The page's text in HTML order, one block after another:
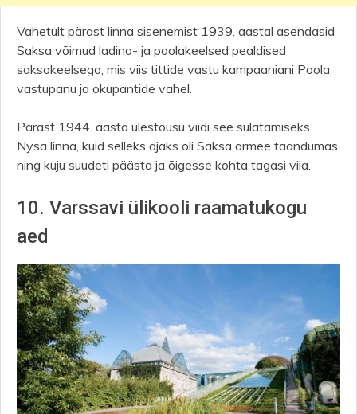
Vahetult pärast linna sisenemist 1939. aastal asendasid
Saksa võimud ladina- ja poolakeelsed pealdised
saksakeelsega, mis viis tittide vastu kampaaniani Poola
vastupanu ja okupantide vahel.
Pärast 1944. aasta ülestõusu viidi see sulatamiseks
Nysa linna, kuid selleks ajaks oli Saksa armee taandumas
ning kuju suudeti päästa ja õigesse kohta tagasi viia.
10. Varssavi ülikooli raamatukogu
aed